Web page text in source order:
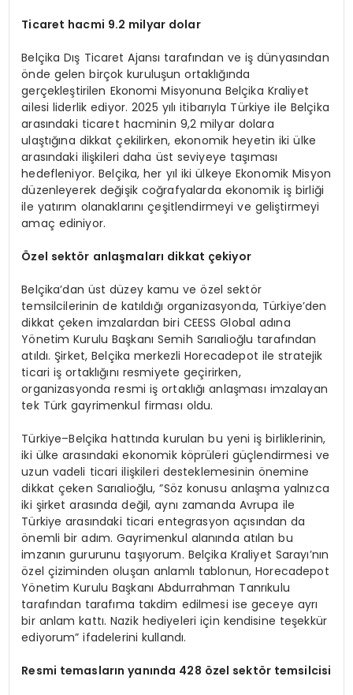
Ticaret hacmi 9.2 milyar dolar
Belçika Dış Ticaret Ajansı tarafından ve iş dünyasından
önde gelen birçok kuruluşun ortaklığında
gerçekleştirilen Ekonomi Misyonuna Belçika Kraliyet
ailesi liderlik ediyor. 2025 yılı itibarıyla Türkiye ile Belçika
arasındaki ticaret hacminin 9,2 milyar dolara
ulaştığına dikkat çekilirken, ekonomik heyetin iki ülke
arasındaki ilişkileri daha üst seviyeye taşıması
hedefleniyor. Belçika, her yıl iki ülkeye Ekonomik Misyon
düzenleyerek değişik coğrafyalarda ekonomik iş birliği
ile yatırım olanaklarını çeşitlendirmeyi ve geliştirmeyi
amaç ediniyor.
Özel sektör anlaşmaları dikkat çekiyor
Belçika’dan üst düzey kamu ve özel sektör
temsilcilerinin de katıldığı organizasyonda, Türkiye’den
dikkat çeken imzalardan biri CEESS Global adına
Yönetim Kurulu Başkanı Semih Sarıalioğlu tarafından
atıldı. Şirket, Belçika merkezli Horecadepot ile stratejik
ticari iş ortaklığını resmiyete geçirirken,
organizasyonda resmi iş ortaklığı anlaşması imzalayan
tek Türk gayrimenkul firması oldu.
Türkiye–Belçika hattında kurulan bu yeni iş birliklerinin,
iki ülke arasındaki ekonomik köprüleri güçlendirmesi ve
uzun vadeli ticari ilişkileri desteklemesinin önemine
dikkat çeken Sarıalioğlu, ”Söz konusu anlaşma yalnızca
iki şirket arasında değil, aynı zamanda Avrupa ile
Türkiye arasındaki ticari entegrasyon açısından da
önemli bir adım. Gayrimenkul alanında atılan bu
imzanın gururunu taşıyorum. Belçika Kraliyet Sarayı’nın
özel çiziminden oluşan anlamlı tablonun, Horecadepot
Yönetim Kurulu Başkanı Abdurrahman Tanrıkulu
tarafından tarafıma takdim edilmesi ise geceye ayrı
bir anlam kattı. Nazik hediyeleri için kendisine teşekkür
ediyorum” ifadelerini kullandı.
Resmi temasların yanında 428 özel sektör temsilcisi